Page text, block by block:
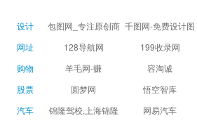
据,投资理财,港股,期
货,股指期货,手机炒
股,股票软件,炒股软
件，免费炒股软
设计
包图网_专注原创商
用设计图片下载，
千图网-免费设计图
片素材网站-正版商
网址
128导航网 199收录网
购物
羊毛网-赚 容淘诚
股票
圆梦网 悟空智库
汽车
锦隆驾校,上海锦隆
网易汽车